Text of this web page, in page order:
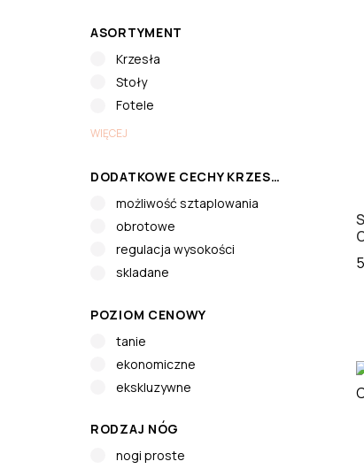
ASORTYMENT
Krzesła
Stoły
Fotele
WIĘCEJ
DODATKOWE CECHY KRZESŁA
możliwość sztaplowania
obrotowe
regulacja wysokości
skladane
POZIOM CENOWY
tanie
ekonomiczne
ekskluzywne
RODZAJ NÓG
nogi proste